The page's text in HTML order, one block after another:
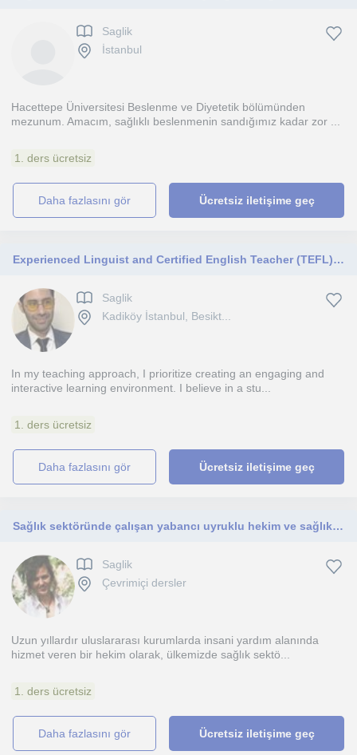
Saglik
İstanbul
Hacettepe Üniversitesi Beslenme ve Diyetetik bölümünden
mezunum. Amacım, sağlıklı beslenmenin sandığımız kadar zor ...
1. ders ücretsiz
daha fazlasını gör Ücretsiz iletişime geç
Experienced Linguist and Certified English Teacher (TEFL) graduated from the USA, preparing you for IELTS, TOEFL, SAT, GRE, etc.
Saglik
Kadiköy İstanbul, Besikt...
In my teaching approach, I prioritize creating an engaging and
interactive learning environment. I believe in a stu...
1. ders ücretsiz
daha fazlasını gör Ücretsiz iletişime geç
Sağlık sektöründe çalışan yabancı uyruklu hekim ve sağlık çalışanları için Türkçe
Saglik
Çevrimiçi dersler
Uzun yıllardır uluslararası kurumlarda insani yardım alanında
hizmet veren bir hekim olarak, ülkemizde sağlık sektö...
1. ders ücretsiz
daha fazlasını gör Ücretsiz iletişime geç